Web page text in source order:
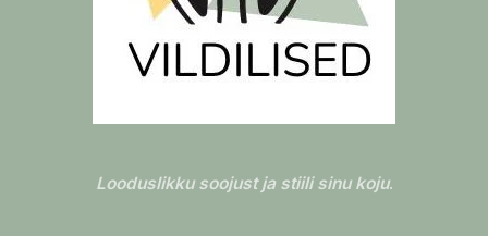
Looduslikku soojust ja stiili sinu koju.